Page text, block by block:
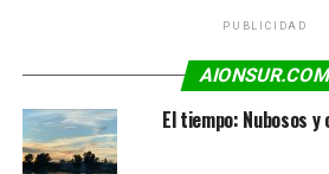
PUBLICIDAD
El tiempo: Nubosos